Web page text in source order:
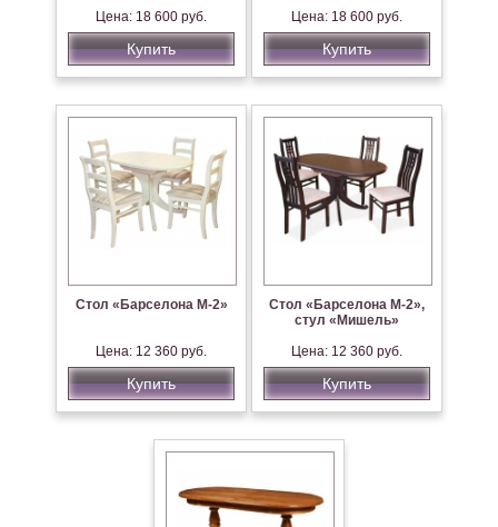
Цена: 18 600 руб.
Купить
Цена: 18 600 руб.
Купить
Стол «Барселона М-2»
Цена: 12 360 руб.
Купить
Стол «Барселона М-2»,
стул «Мишель»
Цена: 12 360 руб.
Купить